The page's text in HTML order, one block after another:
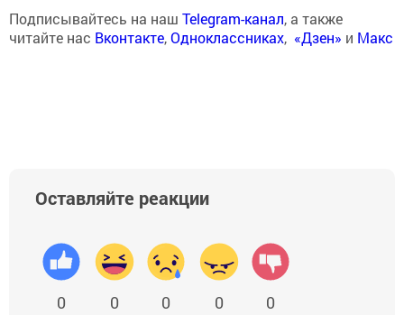
Подписывайтесь на наш Telegram-канал, а также
читайте нас Вконтакте,Одноклассниках, «Дзен» и Макс
Оставляйте реакции
0 0 0 0 0